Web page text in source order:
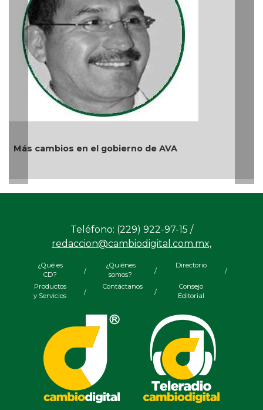
Ago 04, 2026 / 9:32 AM
Y... Si sí ?
Teléfono: (229) 922-97-15 /
redaccion@cambiodigital.com.mx,